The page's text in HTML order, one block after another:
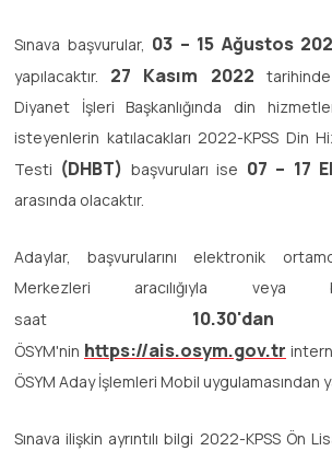
Sınava başvurular, 03 – 15 Ağustos
yapılacaktır. 27 Kasım 2022
Diyanet İşleri Başkanlığında din
isteyenlerin katılacakları 2022-KPSS Din
Testi (DHBT) başvuruları ise 07 – 17
arasında olacaktır.
Adaylar, başvurularını elektronik
Merkezleri aracılığıyla veya
saat 10.30'dan
ÖSYM'nin https://ais.osym.gov.tr
ÖSYM Aday İşlemleri Mobil uygulamasından
Sınava ilişkin ayrıntılı bilgi 2022-KPSS Ön